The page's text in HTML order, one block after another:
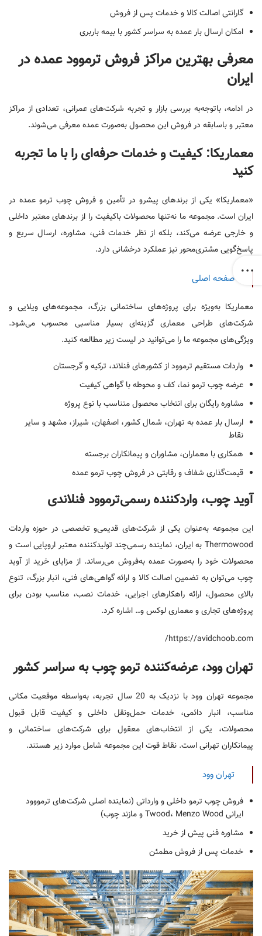
گارانتی اصالت کالا و خدمات پس از فروش
امکان ارسال بار عمده به سراسر کشور با بیمه باربری
معرفی بهترین مراکز فروش ترموود عمده در
ایران
در ادامه، باتوجه‌به بررسی بازار و تجربه شرکت‌های عمرانی، تعدادی از مراکز
معتبر و باسابقه در فروش این محصول به‌صورت عمده معرفی می‌شوند.
معماریکا: کیفیت و خدمات حرفه‌ای را با ما تجربه
کنید
«معماریکا» یکی از برندهای پیشرو در تأمین و فروش چوب ترمو عمده در
ایران است. مجموعه ما نه‌تنها محصولات باکیفیت را از برندهای معتبر داخلی
و خارجی عرضه می‌کند، بلکه از نظر خدمات فنی، مشاوره، ارسال سریع و
پاسخ‌گویی مشتری‌محور نیز عملکرد درخشانی دارد.
صفحه اصلی
معماریکا به‌ویژه برای پروژه‌های ساختمانی بزرگ، مجموعه‌های ویلایی و
شرکت‌های طراحی معماری گزینه‌ای بسیار مناسبی محسوب می‌شود.
ویژگی‌های مجموعه ما را می‌توانید در لیست زیر مطالعه کنید.
واردات مستقیم ترموود از کشورهای فنلاند، ترکیه و گرجستان
عرضه چوب ترمو نما، کف و محوطه با گواهی کیفیت
مشاوره رایگان برای انتخاب محصول متناسب با نوع پروژه
ارسال بار عمده به تهران، شمال کشور، اصفهان، شیراز، مشهد و سایر
نقاط
همکاری با معماران، مشاوران و پیمانکاران برجسته
قیمت‌گذاری شفاف و رقابتی در فروش چوب ترمو عمده
آوید چوب، واردکننده رسمی‌ترموود فنلاندی
این مجموعه به‌عنوان یکی از شرکت‌های قدیمی‌و تخصصی در حوزه واردات
Thermowood به ایران، نماینده رسمی‌چند تولیدکننده معتبر اروپایی است و
محصولات خود را به‌صورت عمده به‌فروش می‌رساند. از مزایای خرید از آوید
چوب می‌توان به تضمین اصالت کالا و ارائه گواهی‌های فنی، انبار بزرگ، تنوع
بالای محصول، ارائه راهکارهای اجرایی، خدمات نصب، مناسب بودن برای
پروژه‌های تجاری و معماری لوکس و… اشاره کرد.
https://avidchoob.com/
تهران وود، عرضه‌کننده ترمو چوب به سراسر کشور
مجموعه تهران وود با نزدیک به 20 سال تجربه، به‌واسطه موقعیت مکانی
مناسب، انبار دائمی، خدمات حمل‌ونقل داخلی و کیفیت قابل قبول
محصولات، یکی از انتخاب‌های معقول برای شرکت‌های ساختمانی و
پیمانکاران تهرانی است. نقاط قوت این مجموعه شامل موارد زیر هستند.
تهران وود
فروش چوب ترمو داخلی و وارداتی (نماینده اصلی شرکت‌های ترمووود
ایرانی Twood، Menzo Wood و مازند چوب)
مشاوره فنی پیش از خرید
خدمات پس از فروش مطمئن